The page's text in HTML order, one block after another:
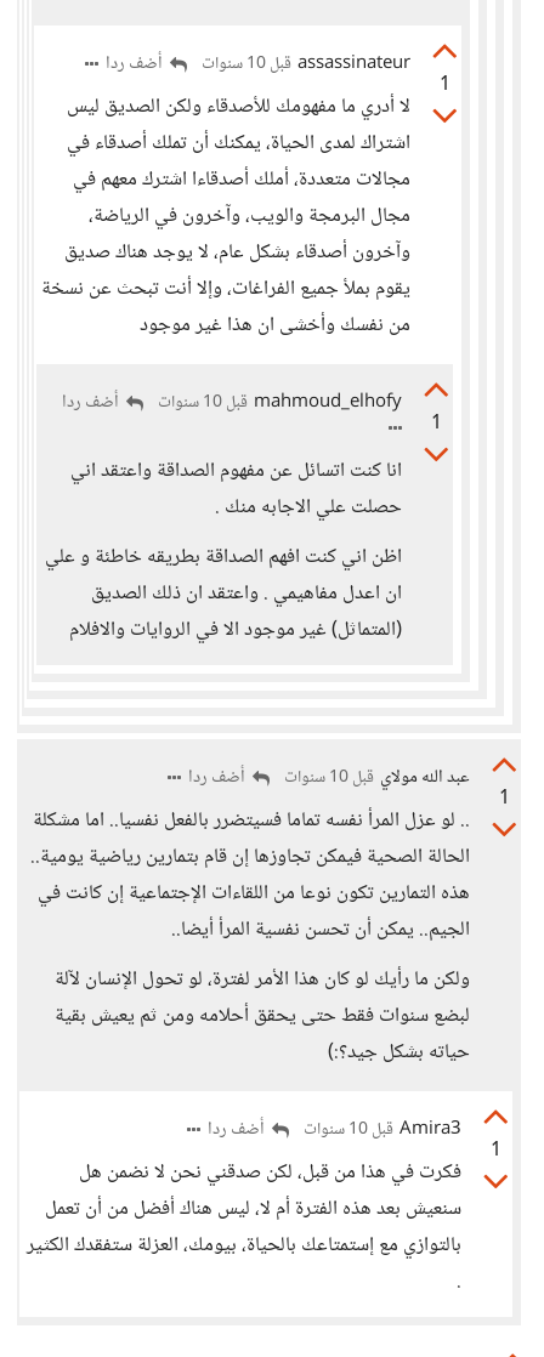
1
assassinateur قبل 10 سنوات أضف ردا
لا أدري ما مفهومك للأصدقاء ولكن الصديق ليس
اشتراك لمدى الحياة، يمكنك أن تملك أصدقاء في
مجالات متعددة، أملك أصدقاءا اشترك معهم في
مجال البرمجة والويب، وآخرون في الرياضة،
وآخرون أصدقاء بشكل عام، لا يوجد هناك صديق
يقوم بملأ جميع الفراغات، وإلا أنت تبحث عن نسخة
من نفسك وأخشى ان هذا غير موجود
1
mahmoud_elhofy قبل 10 سنوات أضف ردا
انا كنت اتسائل عن مفهوم الصداقة واعتقد اني
حصلت علي الاجابه منك .
اظن اني كنت افهم الصداقة بطريقه خاطئة و علي
ان اعدل مفاهيمي . واعتقد ان ذلك الصديق
(المتماثل) غير موجود الا في الروايات والافلام
1
عبد الله مولاي قبل 10 سنوات أضف ردا
.. لو عزل المرأ نفسه تماما فسيتضرر بالفعل نفسيا.. اما مشكلة
الحالة الصحية فيمكن تجاوزها إن قام بتمارين رياضية يومية..
هذه التمارين تكون نوعا من اللقاءات الإجتماعية إن كانت في
الجيم.. يمكن أن تحسن نفسية المرأ أيضا..
ولكن ما رأيك لو كان هذا الأمر لفترة، لو تحول الإنسان لآلة
لبضع سنوات فقط حتى يحقق أحلامه ومن ثم يعيش بقية
حياته بشكل جيد؟:)
1
Amira3 قبل 10 سنوات أضف ردا
فكرت في هذا من قبل، لكن صدقني نحن لا نضمن هل
سنعيش بعد هذه الفترة أم لا، ليس هناك أفضل من أن تعمل
بالتوازي مع إستمتاعك بالحياة، بيومك، العزلة ستفقدك الكثير
.